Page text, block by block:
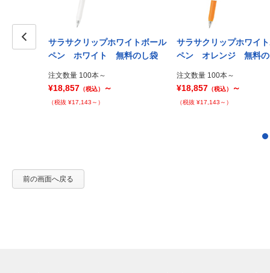
クボール
サラサクリップホワイトボール
ペン ホワイト 無料のし袋
注文数量 100本～
¥18,857 （税込） ～
（税抜 ¥17,143～）
サラサクリップホワイ
ペン オレンジ 無料の
注文数量 100本～
¥18,857 （税込） ～
（税抜 ¥17,143～）
前の画面へ戻る